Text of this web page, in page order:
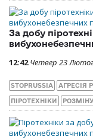
За добу
12:42 Четвер 23
STOPRUSSIA АГРЕСІЯ
ПІРОТЕХНІКИ